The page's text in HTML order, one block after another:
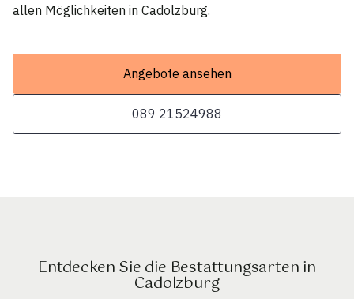
allen Möglichkeiten in Cadolzburg.
Angebote ansehen
089 21524988
Entdecken Sie die Bestattungsarten in
Cadolzburg